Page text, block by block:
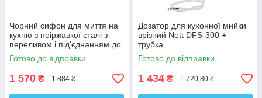
Чорний сифон для миття на
кухню з неіржавкої сталі з
переливом і під'єднанням до
посудомийки DMB-110
Готово до відправки
1 570 ₴ 1 884 ₴
Дозатор для кухонної мийки
врізний Nett DFS-300 +
трубка
Готово до відправки
1 434 ₴ 1 720,80 ₴